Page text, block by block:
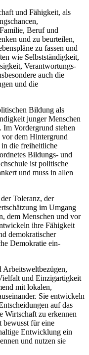
und Fähigkeit, als
Beruf und
und zu beurteilen,
zu fassen und
wie Selbstständigkeit,
Verantwortungs-
auch die
und die
Bildung als
junger Menschen
Vordergrund stehen
dem Hintergrund
die freiheitliche
Bildungs- und
ist politische
und muss in allen
Toleranz, der
im Umgang
dem Menschen und vor
ihre Fähigkeit
demokratischer
Demokratie ein-
Arbeitsweltbezügen,
und Einzigartigkeit
mit lokalen,
Sie entwickeln
auf das
Wirtschaft zu erkennen
bewusst für eine
Entwicklung ein
und nutzen sie